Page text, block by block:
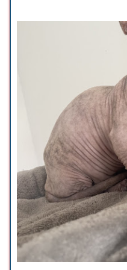
savions
En
qu’elles
situation
des
J’ai une
l’idée de
que je
venir, je
n’avais
négatifs
Au final,
points